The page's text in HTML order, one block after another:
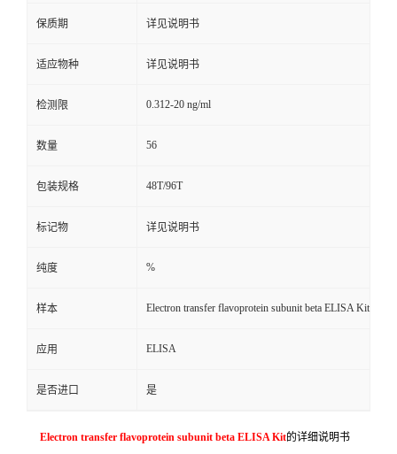
保质期 详见说明书
适应物种 详见说明书
检测限 0.312-20 ng/ml
数量 56
包装规格 48T/96T
标记物 详见说明书
纯度 %
样本 Electron transfer flavoprotein subunit beta ELISA Kit
应用 ELISA
是否进口 是
Electron transfer flavoprotein subunit beta ELISA Kit的详细说明书